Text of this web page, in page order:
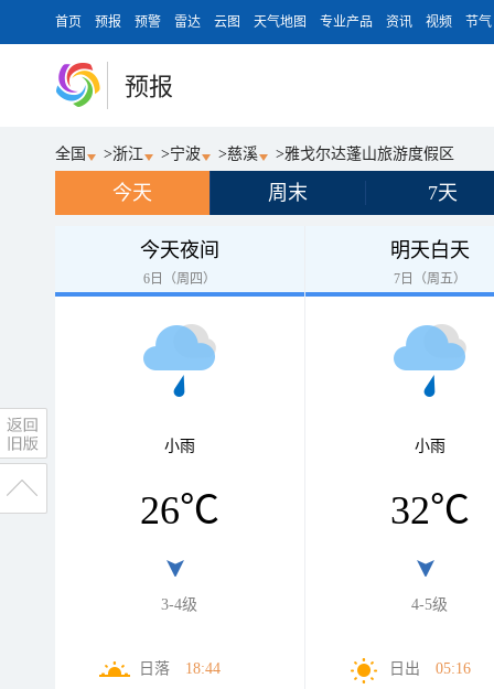
首页 预报 预警 雷达 云图 天气地图 专业产品 资讯 视频 节气
预报
全国 >浙江 >宁波 >慈溪 >雅戈尔达蓬山旅游度假区
今天 周末 7天
今天夜间
6日（周四）
小雨
26℃
3-4级
日落 18:44
明天白天
7日（周五）
小雨
32℃
4-5级
日出 05:16